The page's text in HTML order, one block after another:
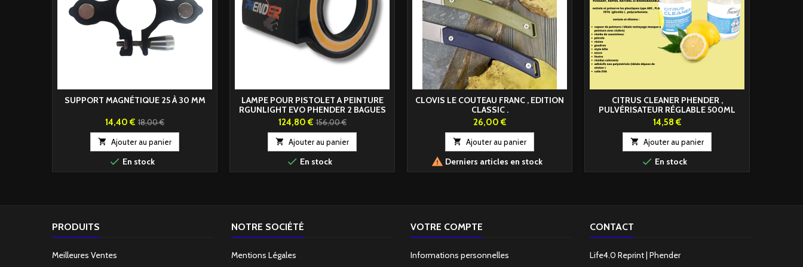
SUPPORT MAGNÉTIQUE 25 À 30 MM
Prix
14,40 € Prix
base
18,00 €
 Ajouter au panier
 En stock
LAMPE POUR PISTOLET A PEINTURE
RGUNLIGHT EVO PHENDER 2 BAGUES
MAGNETIC
Prix
124,80 € Prix
base
156,00 €
 Ajouter au panier
 En stock
CLOVIS LE COUTEAU FRANC , EDITION
CLASSIC .
Prix
26,00 €
 Ajouter au panier
 Derniers articles en stock
CITRUS CLEANER PHENDER ,
PULVÉRISATEUR RÉGLABLE 500ML
Prix
14,58 €
 Ajouter au panier
 En stock
PRODUITS
Meilleures Ventes
NOTRE SOCIÉTÉ
Mentions Légales
VOTRE COMPTE
Informations personnelles
CONTACT
Life4.0 Reprint | Phender